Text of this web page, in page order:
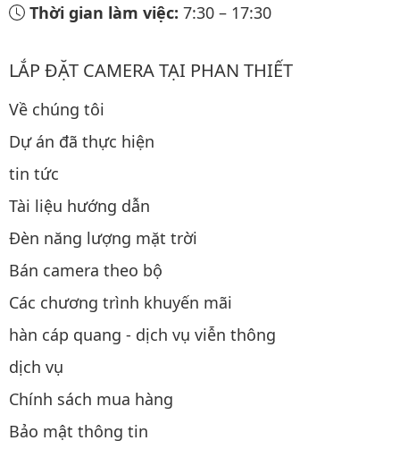
Thời gian làm việc: 7:30 – 17:30
LẮP ĐẶT CAMERA TẠI PHAN THIẾT
Về chúng tôi
Dự án đã thực hiện
tin tức
Tài liệu hướng dẫn
Đèn năng lượng mặt trời
Bán camera theo bộ
Các chương trình khuyến mãi
hàn cáp quang - dịch vụ viễn thông
dịch vụ
Chính sách mua hàng
Bảo mật thông tin